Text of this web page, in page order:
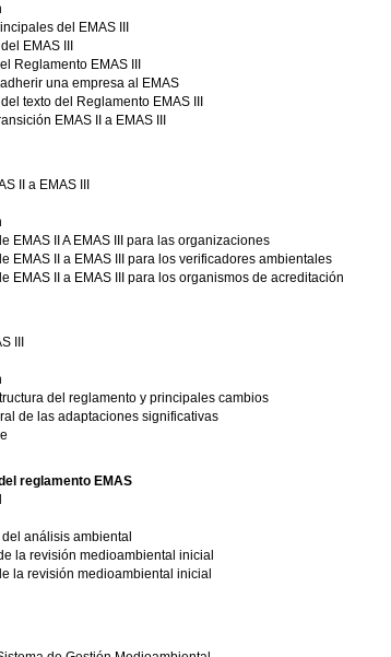
del EMAS III
EMAS III
Reglamento EMAS III
una empresa al EMAS
texto del Reglamento EMAS III
EMAS II a EMAS III
II a EMAS III
EMAS II A EMAS III para las organizaciones
EMAS II a EMAS III para los verificadores ambientales
EMAS II a EMAS III para los organismos de acreditación
III
del reglamento y principales cambios
de las adaptaciones significativas
reglamento EMAS
del análisis ambiental
la revisión medioambiental inicial
la revisión medioambiental inicial